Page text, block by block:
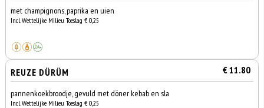
met champignons, paprika en uien
Incl. Wettelijke Milieu Toeslag € 0,25
REUZE DÜRÜM € 11.80
pannenkoekbroodje, gevuld met döner kebab en sla
Incl. Wettelijke Milieu Toeslag € 0,25